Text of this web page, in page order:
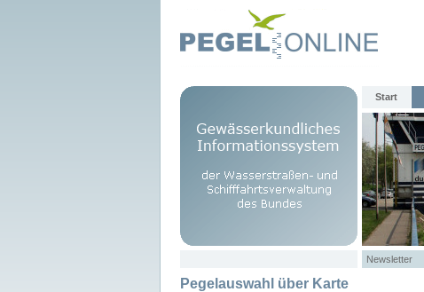
Start
Newsletter
Pegelauswahl über Karte